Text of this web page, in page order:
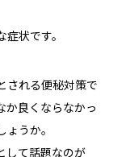
状です。
される便秘対策で
か良くならなかっ
うか。
して話題なのが